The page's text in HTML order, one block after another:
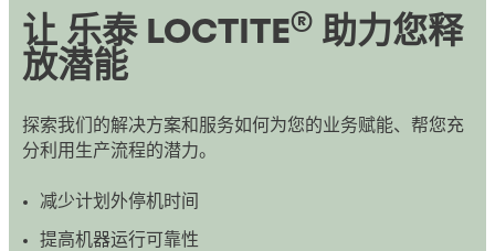
让 乐泰 LOCTITE® 助力您释
放潜能
探索我们的解决方案和服务如何为您的业务赋能、帮您充
分利用生产流程的潜力。
减少计划外停机时间
提高机器运行可靠性